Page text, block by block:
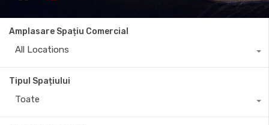
Amplasare Spațiu Comercial
All Locations
Tipul Spațiului
Toate